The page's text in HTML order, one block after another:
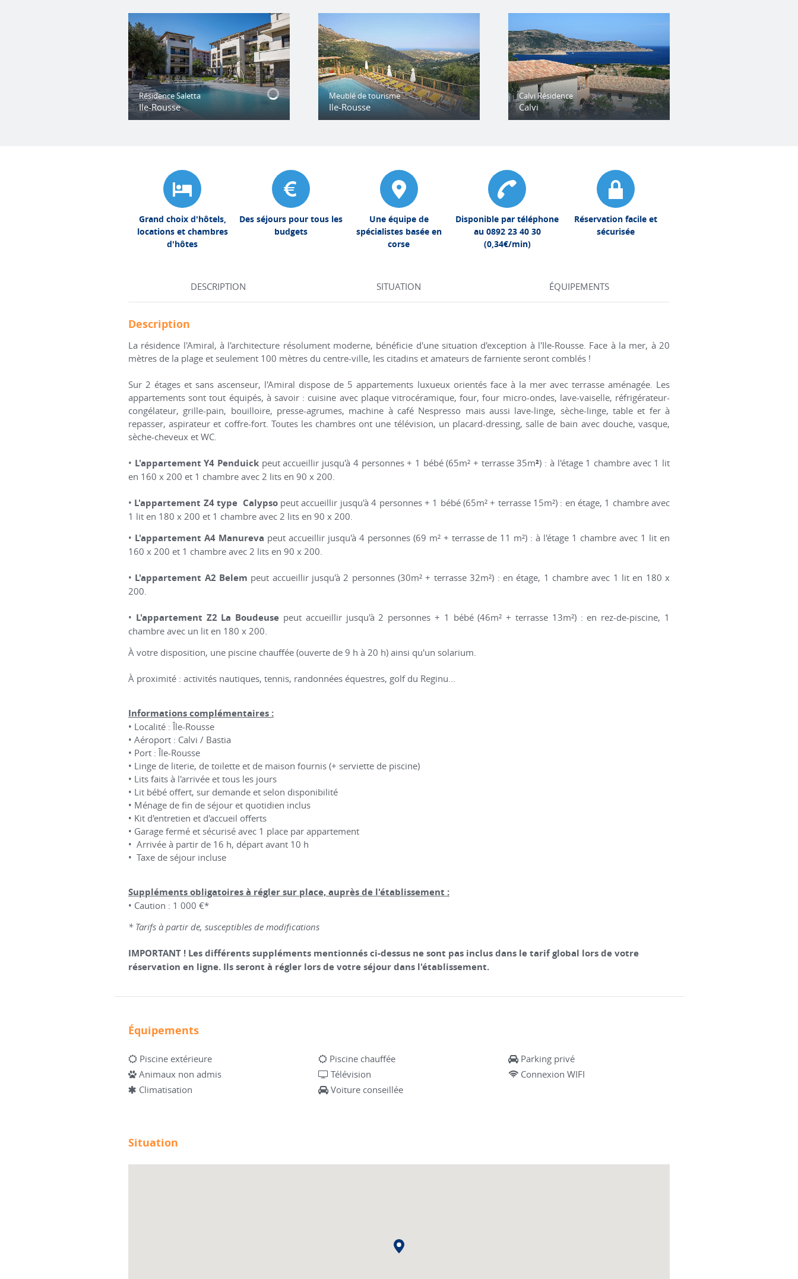
Résidence Saletta
Ile-Rousse
Meublé de tourisme Domaine Bagia Donne
Ile-Rousse
Calvi Résidence
Calvi
Grand choix d'hôtels,
locations et chambres
d'hôtes
Des séjours pour tous les
budgets
Une équipe de
spécialistes basée en
corse
Disponible par téléphone
au 0892 23 40 30
(0,34€/min)
Réservation facile et
sécurisée
DESCRIPTION SITUATION ÉQUIPEMENTS
Description
La résidence l'Amiral, à l'architecture résolument moderne, bénéficie d'une situation d'exception à l'Ile-Rousse. Face à la mer, à 20
mètres de la plage et seulement 100 mètres du centre-ville, les citadins et amateurs de farniente seront comblés !
Sur 2 étages et sans ascenseur, l'Amiral dispose de 5 appartements luxueux orientés face à la mer avec terrasse aménagée. Les
appartements sont tout équipés, à savoir : cuisine avec plaque vitrocéramique, four, four micro-ondes, lave-vaiselle, réfrigérateur-
congélateur, grille-pain, bouilloire, presse-agrumes, machine à café Nespresso mais aussi lave-linge, sèche-linge, table et fer à
repasser, aspirateur et coffre-fort. Toutes les chambres ont une télévision, un placard-dressing, salle de bain avec douche, vasque,
sèche-cheveux et WC.
• L'appartement Y4 Penduick peut accueillir jusqu'à 4 personnes + 1 bébé (65m² + terrasse 35m²) : à l'étage 1 chambre avec 1 lit
en 160 x 200 et 1 chambre avec 2 lits en 90 x 200.
• L'appartement Z4 type Calypsopeut accueillir jusqu'à 4 personnes + 1 bébé (65m² + terrasse 15m²) : en étage, 1 chambre avec
1 lit en 180 x 200 et 1 chambre avec 2 lits en 90 x 200.
• L'appartement A4 Manureva peut accueillir jusqu'à 4 personnes (69 m² + terrasse de 11 m²) : à l'étage 1 chambre avec 1 lit en
160 x 200 et 1 chambre avec 2 lits en 90 x 200.
• L'appartement A2 Belem peut accueillir jusqu'à 2 personnes (30m² + terrasse 32m²) : en étage, 1 chambre avec 1 lit en 180 x
200.
• L'appartement Z2 La Boudeuse peut accueillir jusqu'à 2 personnes + 1 bébé (46m² + terrasse 13m²) : en rez-de-piscine, 1
chambre avec un lit en 180 x 200.
À votre disposition, une piscine chauffée (ouverte de 9 h à 20 h) ainsi qu'un solarium.
À proximité : activités nautiques, tennis, randonnées équestres, golf du Reginu...
Informations complémentaires :
• Localité : Île-Rousse
• Aéroport : Calvi / Bastia
• Port : Île-Rousse
• Linge de literie, de toilette et de maison fournis (+ serviette de piscine)
• Lits faits à l'arrivée et tous les jours
• Lit bébé offert, sur demande et selon disponibilité
• Ménage de fin de séjour et quotidien inclus
• Kit d'entretien et d'accueil offerts
• Garage fermé et sécurisé avec 1 place par appartement
• Arrivée à partir de 16 h, départ avant 10 h
• Taxe de séjour incluse
Suppléments obligatoires à régler sur place, auprès de l'établissement :
• Caution : 1 000 €*
* Tarifs à partir de, susceptibles de modifications
IMPORTANT ! Les différents suppléments mentionnés ci-dessus ne sont pas inclus dans le tarif global lors de votre
réservation en ligne. Ils seront à régler lors de votre séjour dans l'établissement.
Équipements
Piscine extérieure Piscine chauffée
Parking privé
Animaux non admis
Télévision
Connexion WIFI
Climatisation
Voiture conseillée
Situation